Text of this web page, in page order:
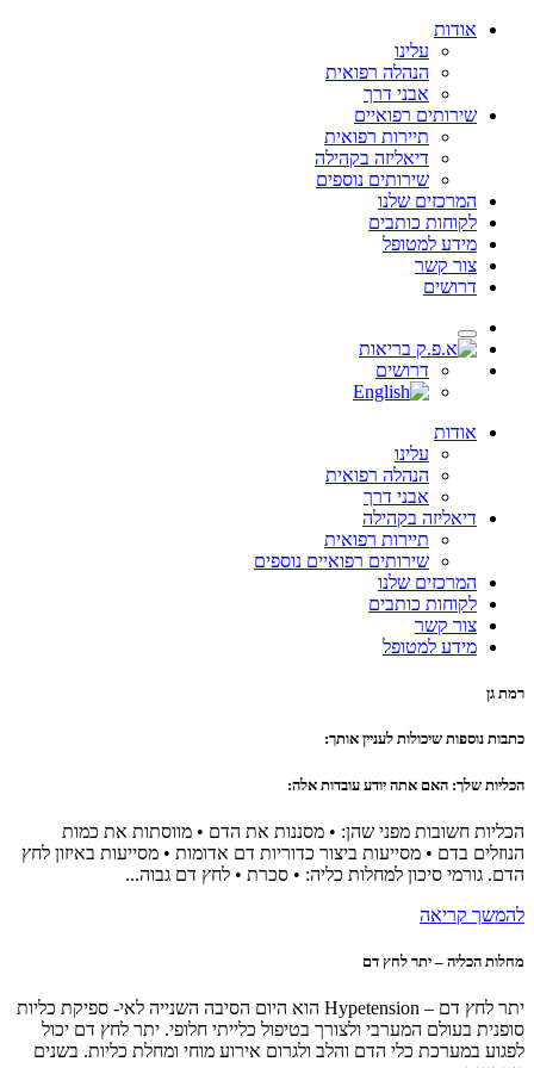
אודות
עלינו
הנהלה רפואית
אבני דרך
שירותים רפואיים
תיירות רפואית
דיאליזה בקהילה
שירותים נוספים
המרכזים שלנו
לקוחות כותבים
מידע למטופל
צור קשר
דרושים
דרושים
אודות
עלינו
הנהלה רפואית
אבני דרך
דיאליזה בקהילה
תיירות רפואית
שירותים רפואיים נוספים
המרכזים שלנו
לקוחות כותבים
צור קשר
מידע למטופל
רמת גן
כתבות נוספות שיכולות לעניין אותך:
הכליות שלך: האם אתה יודע עובדות אלה:
הכליות חשובות מפני שהן: • מסננות את הדם • מווסתות את כמות
הנוזלים בדם • מסייעות ביצור כדוריות דם אדומות • מסייעות באיזון לחץ
הדם. גורמי סיכון למחלות כליה: • סכרת • לחץ דם גבוה...
להמשך קריאה
מחלות הכליה – יתר לחץ דם
יתר לחץ דם – Hypetension הוא היום הסיבה השנייה לאי- ספיקת כליות
סופנית בעולם המערבי ולצורך בטיפול כלייתי חלופי. יתר לחץ דם יכול
לפגוע במערכת כלי הדם והלב ולגרום אירוע מוחי ומחלת כליות. בשנים